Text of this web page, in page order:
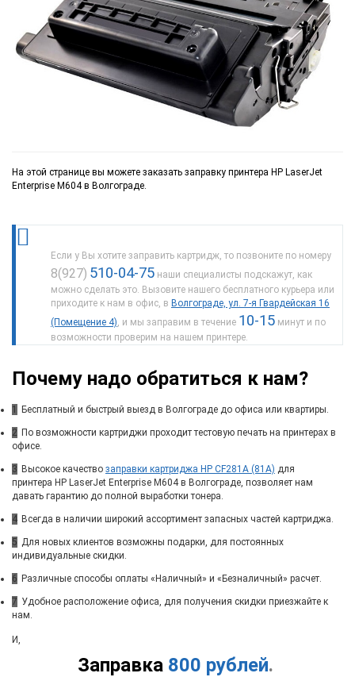
На этой странице вы можете заказать заправку принтера HP LaserJet
Enterprise M604 в Волгограде.
Если у Вы хотите заправить картридж, то позвоните по номеру
8(927) 510-04-75 наши специалисты подскажут, как
можно сделать это. Вызовите нашего бесплатного курьера или
приходите к нам в офис, в Волгограде, ул. 7-я Гвардейская 16
(Помещение 4) , и мы заправим в течение 10-15 минут и по
возможности проверим на нашем принтере.
Почему надо обратиться к нам?
1 Бесплатный и быстрый выезд в Волгограде до офиса или квартиры.
2 По возможности картриджи проходит тестовую печать на принтерах в
офисе.
3 Высокое качество заправки картриджа HP CF281A (81A) для
принтера HP LaserJet Enterprise M604 в Волгограде, позволяет нам
давать гарантию до полной выработки тонера.
4 Всегда в наличии широкий ассортимент запасных частей картриджа.
5 Для новых клиентов возможны подарки, для постоянных
индивидуальные скидки.
6 Различные способы оплаты «Наличный» и «Безналичный» расчет.
7 Удобное расположение офиса, для получения скидки приезжайте к
нам.
Заправка 800 рублей.
И,